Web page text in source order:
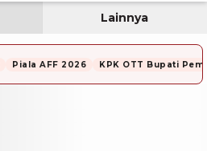
Lainnya
Piala AFF 2026 KPK OTT Bupati